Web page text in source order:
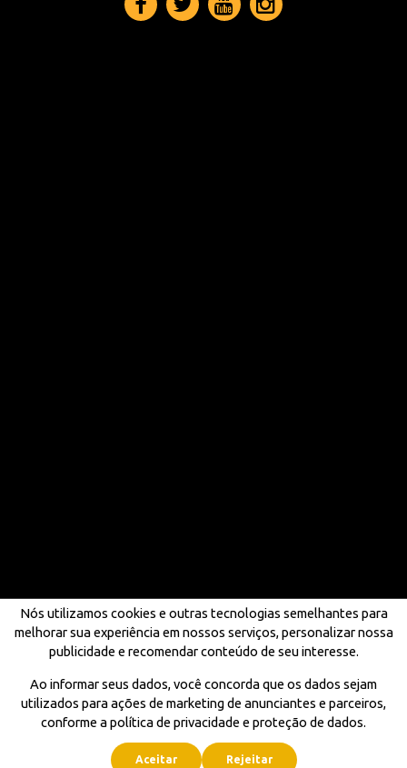
Nós utilizamos cookies e outras tecnologias semelhantes para
melhorar sua experiência em nossos serviços, personalizar nossa
publicidade e recomendar conteúdo de seu interesse.
Ao informar seus dados, você concorda que os dados sejam
utilizados para ações de marketing de anunciantes e parceiros,
conforme a política de privacidade e proteção de dados.
Aceitar Rejeitar